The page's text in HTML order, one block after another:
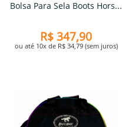
Bolsa Para Sela Boots Hors...
R$ 347,90
ou até 10x de R$ 34,79 (sem juros)